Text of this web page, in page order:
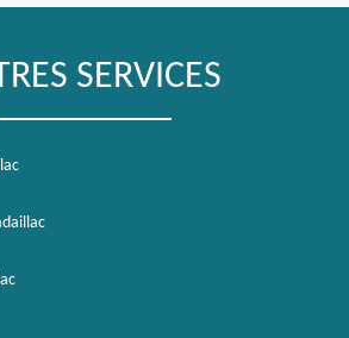
SERVICES